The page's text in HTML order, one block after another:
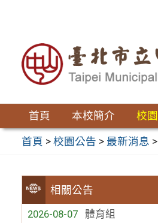
首頁 本校簡介 校
首頁 >校園公告 > 最新消息 >
相關公告
2026-08-07
體育組